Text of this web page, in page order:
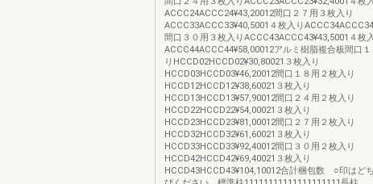
ACCC24ACCC24¥43,20012間口２７用３枚入り
ACCC33ACCC33¥40,5001４枚入り
間口３０用３枚入りACCC43ACCC43¥43,5001４枚
ACCC44ACCC44¥58,00012アルミ樹脂複合板間口１
りHCCD02HCCD02¥30,80021３枚入り
HCCD03HCCD03¥46,20012間口１８用２枚入り
HCCD12HCCD12¥38,60021３枚入り
HCCD13HCCD13¥57,90012間口２４用２枚入り
HCCD22HCCD22¥54,00021３枚入り
HCCD23HCCD23¥81,00012間口２７用２枚入り
HCCD32HCCD32¥61,60021３枚入り
HCCD33HCCD33¥92,40012間口３０用２枚入り
HCCD42HCCD42¥69,40021３枚入り
HCCD43HCCD43¥104,10012合計梱包数 ○印はど